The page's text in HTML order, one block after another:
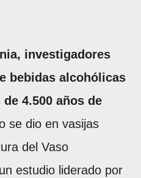
investigadores
bebidas alcohólicas
4.500 años de
se dio en vasijas
del Vaso
estudio liderado por